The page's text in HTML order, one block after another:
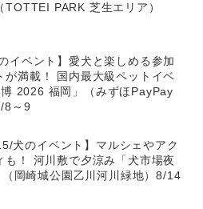
TOTTEI PARK 芝生エリア）
イベント】愛犬と楽しめる参加
が満載！ 国内最大級ペットイベ
2026 福岡」（みずほPayPay
8～9
犬のイベント】マルシェやアク
も！ 河川敷で夕涼み「犬市場夜
岡崎城公園乙川河川緑地）8/14